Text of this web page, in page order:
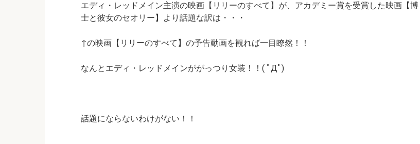
エディ・レッドメイン主演の映画【リリーのすべて】が、アカデミー賞を受賞した映画【博
士と彼女のセオリー】より話題な訳は・・・
↑の映画【リリーのすべて】の予告動画を観れば一目瞭然！！
なんとエディ・レッドメインががっつり女装！！( ﾟДﾟ)
話題にならないわけがない！！